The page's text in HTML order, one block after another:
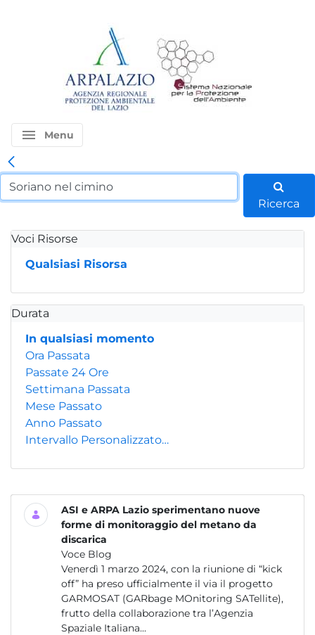
menu Menu
Ricerca
Voci Risorse
Qualsiasi Risorsa
Durata
In qualsiasi momento
Ora Passata
Passate 24 Ore
Settimana Passata
Mese Passato
Anno Passato
Intervallo Personalizzato…
ASI e ARPA Lazio sperimentano nuove
forme di monitoraggio del metano da
discarica
Voce Blog
Venerdì 1 marzo 2024, con la riunione di “kick
off” ha preso ufficialmente il via il progetto
GARMOSAT (GARbage MOnitoring SATellite),
frutto della collaborazione tra l’Agenzia
Spaziale Italiana...